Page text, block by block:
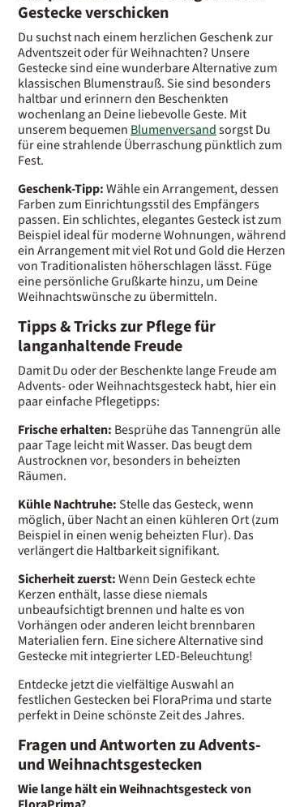
Gestecke verschicken
Du suchst nach einem herzlichen Geschenk zur
Adventszeit oder für Weihnachten? Unsere
Gestecke sind eine wunderbare Alternative zum
klassischen Blumenstrauß. Sie sind besonders
haltbar und erinnern den Beschenkten
wochenlang an Deine liebevolle Geste. Mit
unserem bequemen Blumenversandsorgst Du
für eine strahlende Überraschung pünktlich zum
Fest.
Geschenk-Tipp:Wähle ein Arrangement, dessen
Farben zum Einrichtungsstil des Empfängers
passen. Ein schlichtes, elegantes Gesteck ist zum
Beispiel ideal für moderne Wohnungen, während
ein Arrangement mit viel Rot und Gold die Herzen
von Traditionalisten höherschlagen lässt. Füge
eine persönliche Grußkarte hinzu, um Deine
Weihnachtswünsche zu übermitteln.
Tipps & Tricks zur Pflege für
langanhaltende Freude
Damit Du oder der Beschenkte lange Freude am
Advents- oder Weihnachtsgesteck habt, hier ein
paar einfache Pflegetipps:
Frische erhalten: Besprühe das Tannengrün alle
paar Tage leicht mit Wasser. Das beugt dem
Austrocknen vor, besonders in beheizten
Räumen.
Kühle Nachtruhe: Stelle das Gesteck, wenn
möglich, über Nacht an einen kühleren Ort (zum
Beispiel in einen wenig beheizten Flur). Das
verlängert die Haltbarkeit signifikant.
Sicherheit zuerst:Wenn Dein Gesteck echte
Kerzen enthält, lasse diese niemals
unbeaufsichtigt brennen und halte es von
Vorhängen oder anderen leicht brennbaren
Materialien fern. Eine sichere Alternative sind
Gestecke mit integrierter LED-Beleuchtung!
Entdecke jetzt die vielfältige Auswahl an
festlichen Gestecken bei FloraPrima und starte
perfekt in Deine schönste Zeit des Jahres.
Fragen und Antworten zu Advents-
und Weihnachtsgestecken
Wie lange hält ein Weihnachtsgesteck von